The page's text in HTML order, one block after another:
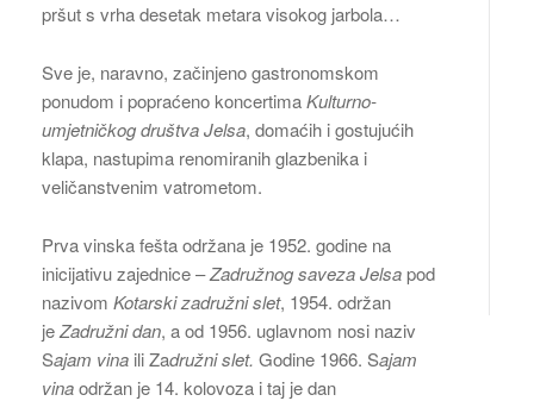
pršut s vrha desetak metara visokog jarbola…
Sve je, naravno, začinjeno gastronomskom
ponudom i popraćeno koncertimaKulturno-
umjetničkog društva Jelsa, domaćih i gostujućih
klapa, nastupima renomiranih glazbenika i
veličanstvenim vatrometom.
Prva vinska fešta održana je 1952. godine na
inicijativu zajednice –Zadružnog saveza Jelsapod
nazivom Kotarski zadružni slet, 1954. održan
jeZadružni dan, a od 1956. uglavnom nosi naziv
Sajam vina ili Zadružni slet. Godine 1966. Sajam
vinaodržan je 14. kolovoza i taj je dan